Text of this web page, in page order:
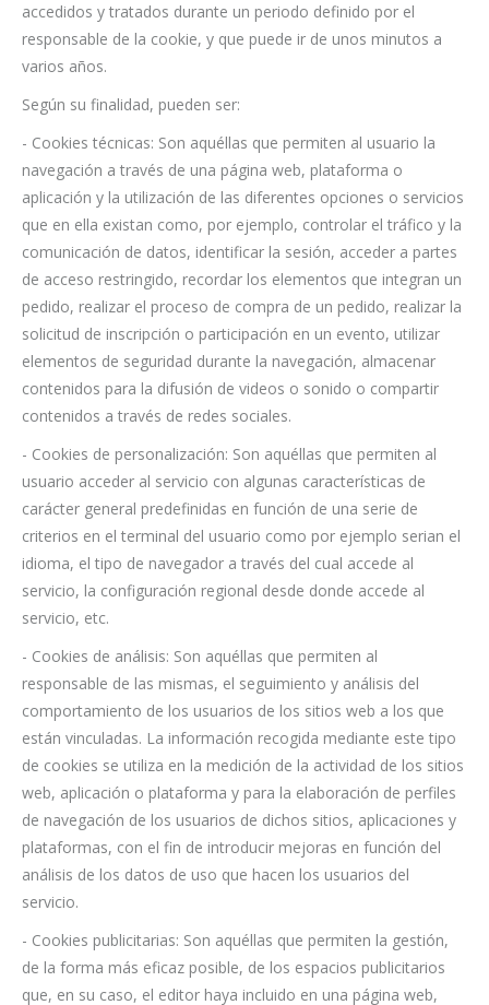
accedidos y tratados durante un periodo definido por el
responsable de la cookie, y que puede ir de unos minutos a
varios años.
Según su finalidad, pueden ser:
- Cookies técnicas: Son aquéllas que permiten al usuario la
navegación a través de una página web, plataforma o
aplicación y la utilización de las diferentes opciones o servicios
que en ella existan como, por ejemplo, controlar el tráfico y la
comunicación de datos, identificar la sesión, acceder a partes
de acceso restringido, recordar los elementos que integran un
pedido, realizar el proceso de compra de un pedido, realizar la
solicitud de inscripción o participación en un evento, utilizar
elementos de seguridad durante la navegación, almacenar
contenidos para la difusión de videos o sonido o compartir
contenidos a través de redes sociales.
- Cookies de personalización: Son aquéllas que permiten al
usuario acceder al servicio con algunas características de
carácter general predefinidas en función de una serie de
criterios en el terminal del usuario como por ejemplo serian el
idioma, el tipo de navegador a través del cual accede al
servicio, la configuración regional desde donde accede al
servicio, etc.
- Cookies de análisis: Son aquéllas que permiten al
responsable de las mismas, el seguimiento y análisis del
comportamiento de los usuarios de los sitios web a los que
están vinculadas. La información recogida mediante este tipo
de cookies se utiliza en la medición de la actividad de los sitios
web, aplicación o plataforma y para la elaboración de perfiles
de navegación de los usuarios de dichos sitios, aplicaciones y
plataformas, con el fin de introducir mejoras en función del
análisis de los datos de uso que hacen los usuarios del
servicio.
- Cookies publicitarias: Son aquéllas que permiten la gestión,
de la forma más eficaz posible, de los espacios publicitarios
que, en su caso, el editor haya incluido en una página web,